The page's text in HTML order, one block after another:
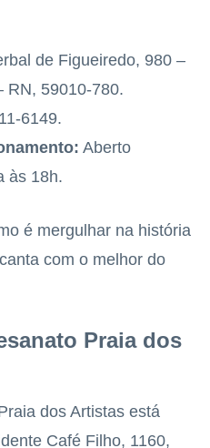
de Figueiredo, 980 –
RN, 59010-780.
6149.
Aberto
às 18h.
é mergulhar na história
com o melhor do
Praia dos
dos Artistas está
Café Filho, 1160,